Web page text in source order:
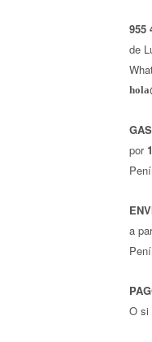
955
de
por
a
O si